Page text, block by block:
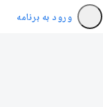
ورود به برنامه